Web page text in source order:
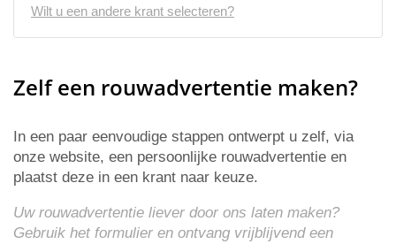
Wilt u een andere krant selecteren?
Zelf een rouwadvertentie maken?
In een paar eenvoudige stappen ontwerpt u zelf, via
onze website, een persoonlijke rouwadvertentie en
plaatst deze in een krant naar keuze.
Uw rouwadvertentie liever door ons laten maken?
Gebruik het formulier en ontvang vrijblijvend een